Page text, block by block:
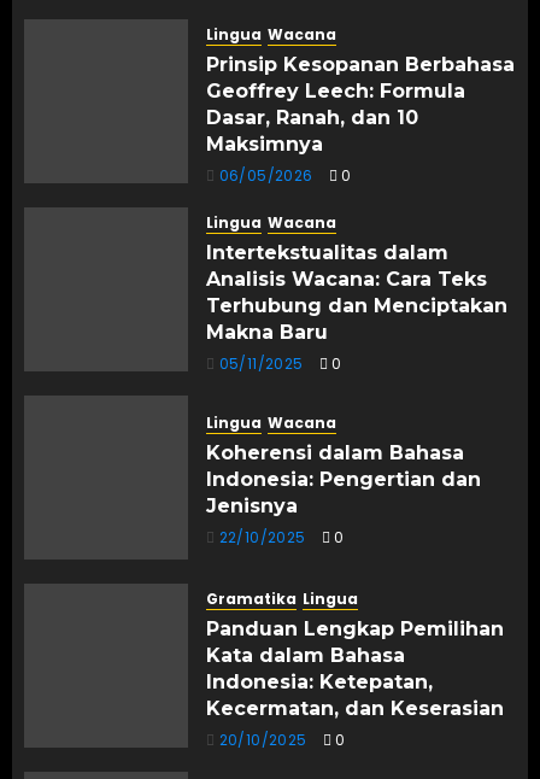
Lingua Wacana
Prinsip Kesopanan Berbahasa
Geoffrey Leech: Formula
Dasar, Ranah, dan 10
Maksimnya
06/05/2026 0
Lingua Wacana
Intertekstualitas dalam
Analisis Wacana: Cara Teks
Terhubung dan Menciptakan
Makna Baru
05/11/2025 0
Lingua Wacana
Koherensi dalam Bahasa
Indonesia: Pengertian dan
Jenisnya
22/10/2025 0
Gramatika Lingua
Panduan Lengkap Pemilihan
Kata dalam Bahasa
Indonesia: Ketepatan,
Kecermatan, dan Keserasian
20/10/2025 0